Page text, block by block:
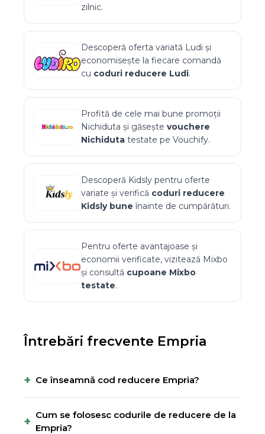
zilnic.
Descoperă oferta variată Ludi și
economisește la fiecare comandă
cu coduri reducere Ludi.
Profită de cele mai bune promoții
Nichiduta și găsește vouchere
Nichiduta testate pe Vouchify.
Descoperă Kidsly pentru oferte
variate și verifică coduri reducere
Kidslybune înainte de cumpărături.
Pentru oferte avantajoase și
economii verificate, vizitează Mixbo
și consultă cupoane Mixbo
testate.
Întrebări frecvente Empria
+ Ce înseamnă cod reducere Empria?
+ Cum se folosesc codurile de reducere de la
Empria?